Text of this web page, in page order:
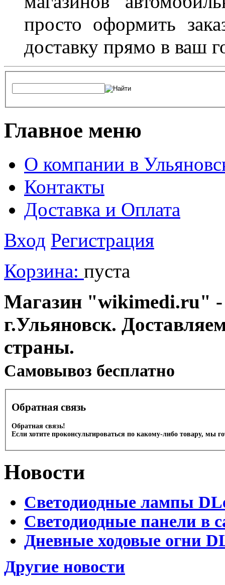
просто оформить
доставку прямо в ваш
Главное меню
О компании в
Контакты
Доставка и Оплата
Вход Регистрация
Корзина: пуста
Магазин "wikimedi.ru" -
г.Ульяновск.
страны.
Cамовывоз бесплатно
Обратная связь
Обратная связь!
Если хотите проконсультироваться по какому-либо товару, мы
Новости
Светодиодные лампы
Светодиодные панели в
Дневные ходовые огни
Другие новости